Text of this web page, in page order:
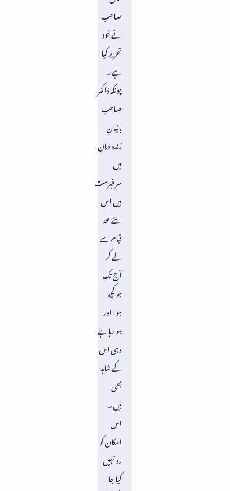
صاحب
نے خود
تحریر کیا
ہے۔
چونکہ ڈاکٹر
صاحب
بانیانِ
زندہ دلان
میں
سرِفہرست
ہیں اس
لئے لمحۂ
قیام سے
لے کر
آج تک
جو کچھ
ہوا اور
ہو رہا ہے
وہی اس
کے شاہد
بھی
ہیں۔
اس
امکان کو
رد نہیں
کیا جا